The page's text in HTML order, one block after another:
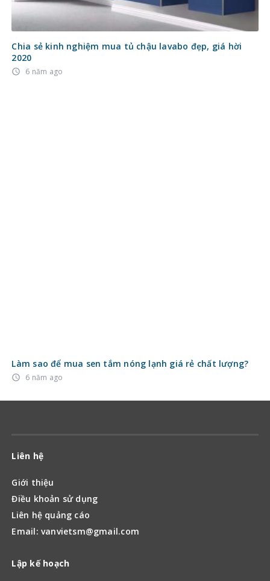
Chia sẻ kinh nghiệm mua tủ chậu lavabo đẹp, giá hời
2020
access_time 6 năm ago
Làm sao để mua sen tắm nóng lạnh giá rẻ chất lượng?
access_time 6 năm ago
Liên hệ
Giới thiệu
Điều khoản sử dụng
Liên hệ quảng cáo
Email: vanvietsm@gmail.com
Lập kế hoạch